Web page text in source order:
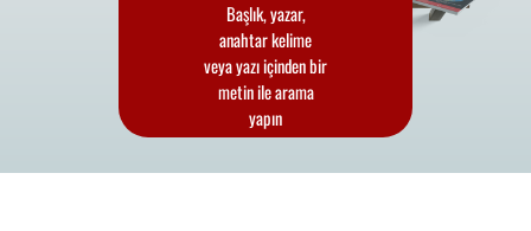
Başlık, yazar,
anahtar kelime
veya yazı içinden bir
metin ile arama
yapın